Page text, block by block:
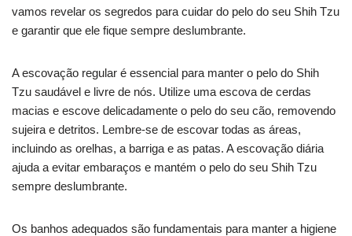
vamos revelar os segredos para cuidar do pelo do seu Shih Tzu
e garantir que ele fique sempre deslumbrante.
A escovação regular é essencial para manter o pelo do Shih
Tzu saudável e livre de nós. Utilize uma escova de cerdas
macias e escove delicadamente o pelo do seu cão, removendo
sujeira e detritos. Lembre-se de escovar todas as áreas,
incluindo as orelhas, a barriga e as patas. A escovação diária
ajuda a evitar embaraços e mantém o pelo do seu Shih Tzu
sempre deslumbrante.
Os banhos adequados são fundamentais para manter a higiene